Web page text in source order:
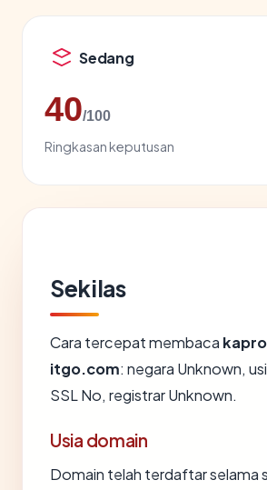
Sedang
40/100
Ringkasan keputusan
Sekilas
Cara tercepat membaca
itgo.com: negara Unknown,
SSL No, registrar Unknown.
Usia domain
Domain telah terdaftar selama